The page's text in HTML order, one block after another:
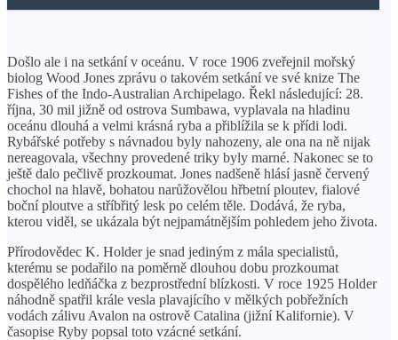
Došlo ale i na setkání v oceánu. V roce 1906 zveřejnil mořský
biolog Wood Jones zprávu o takovém setkání ve své knize The
Fishes of the Indo-Australian Archipelago. Řekl následující: 28.
října, 30 mil jižně od ostrova Sumbawa, vyplavala na hladinu
oceánu dlouhá a velmi krásná ryba a přiblížila se k přídi lodi.
Rybářské potřeby s návnadou byly nahozeny, ale ona na ně nijak
nereagovala, všechny provedené triky byly marné. Nakonec se to
ještě dalo pečlivě prozkoumat. Jones nadšeně hlásí jasně červený
chochol na hlavě, bohatou narůžovělou hřbetní ploutev, fialové
boční ploutve a stříbřitý lesk po celém těle. Dodává, že ryba,
kterou viděl, se ukázala být nejpamátnějším pohledem jeho života.
Přírodovědec K. Holder je snad jediným z mála specialistů,
kterému se podařilo na poměrně dlouhou dobu prozkoumat
dospělého ledňáčka z bezprostřední blízkosti. V roce 1925 Holder
náhodně spatřil krále vesla plavajícího v mělkých pobřežních
vodách zálivu Avalon na ostrově Catalina (jižní Kalifornie). V
časopise Ryby popsal toto vzácné setkání.